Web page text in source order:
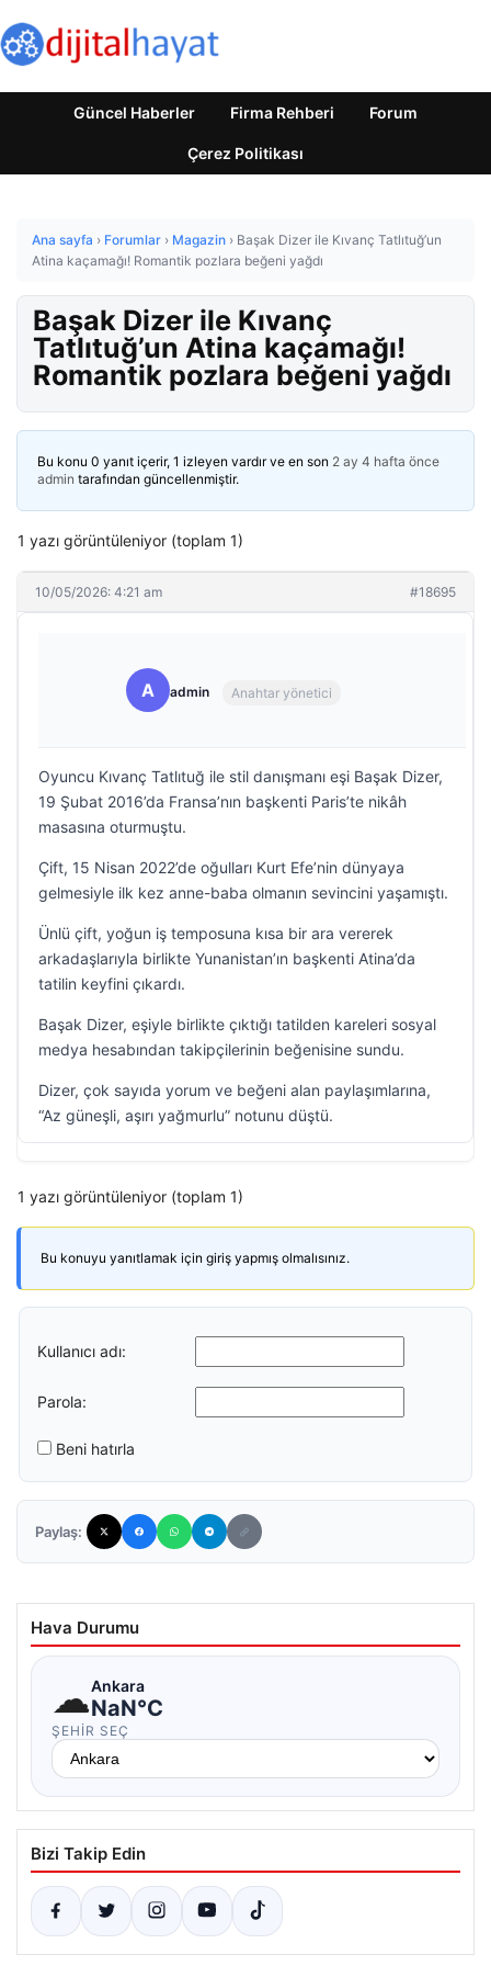
Güncel Haberler Firma Rehberi Forum
Çerez Politikası
Ana sayfa › Forumlar › Magazin › Başak Dizer ile Kıvanç Tatlıtuğ’un
Atina kaçamağı! Romantik pozlara beğeni yağdı
Başak Dizer ile Kıvanç
Tatlıtuğ’un Atina kaçamağı!
Romantik pozlara beğeni yağdı
Bu konu 0 yanıt içerir, 1 izleyen vardır ve en son 2 ay 4 hafta önce
admin tarafından güncellenmiştir.
1 yazı görüntüleniyor (toplam 1)
10/05/2026: 4:21 am #18695
A admin Anahtar yönetici
Oyuncu Kıvanç Tatlıtuğ ile stil danışmanı eşi Başak Dizer,
19 Şubat 2016’da Fransa’nın başkenti Paris’te nikâh
masasına oturmuştu.
Çift, 15 Nisan 2022’de oğulları Kurt Efe’nin dünyaya
gelmesiyle ilk kez anne-baba olmanın sevincini yaşamıştı.
Ünlü çift, yoğun iş temposuna kısa bir ara vererek
arkadaşlarıyla birlikte Yunanistan’ın başkenti Atina’da
tatilin keyfini çıkardı.
Başak Dizer, eşiyle birlikte çıktığı tatilden kareleri sosyal
medya hesabından takipçilerinin beğenisine sundu.
Dizer, çok sayıda yorum ve beğeni alan paylaşımlarına,
“Az güneşli, aşırı yağmurlu” notunu düştü.
1 yazı görüntüleniyor (toplam 1)
Bu konuyu yanıtlamak için giriş yapmış olmalısınız.
Kullanıcı adı:
Parola:
Beni hatırla
Paylaş:
Hava Durumu
☁Ankara
NaN°C
ŞEHIR SEÇ
Bizi Takip Edin